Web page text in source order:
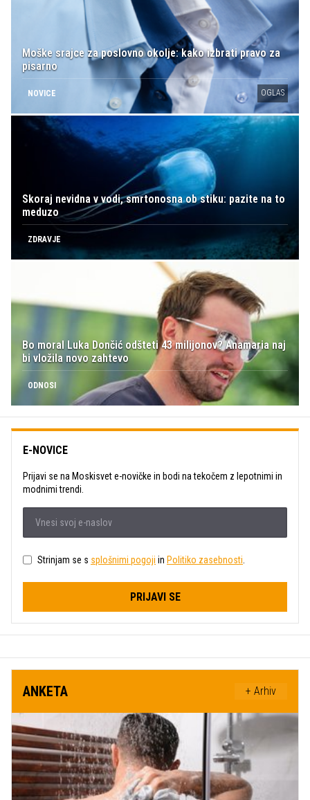
Moške srajce za poslovno okolje: kako izbrati pravo za
pisarno
NOVICE OGLAS
Skoraj nevidna v vodi, smrtonosna ob stiku: pazite na to
meduzo
ZDRAVJE
Bo moral Luka Dončić odšteti 43 milijonov? Anamaria naj
bi vložila novo zahtevo
ODNOSI
E-NOVICE
Prijavi se na Moskisvet e-novičke in bodi na tekočem z lepotnimi in
modnimi trendi.
Strinjam se s splošnimi pogoji in Politiko zasebnosti
PRIJAVI SE
ANKETA + Arhiv